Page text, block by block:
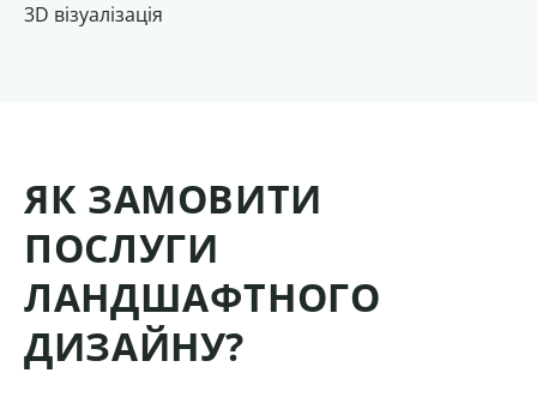
3D візуалізація
ЯК ЗАМОВИТИ
ПОСЛУГИ
ЛАНДШАФТНОГО
ДИЗАЙНУ?